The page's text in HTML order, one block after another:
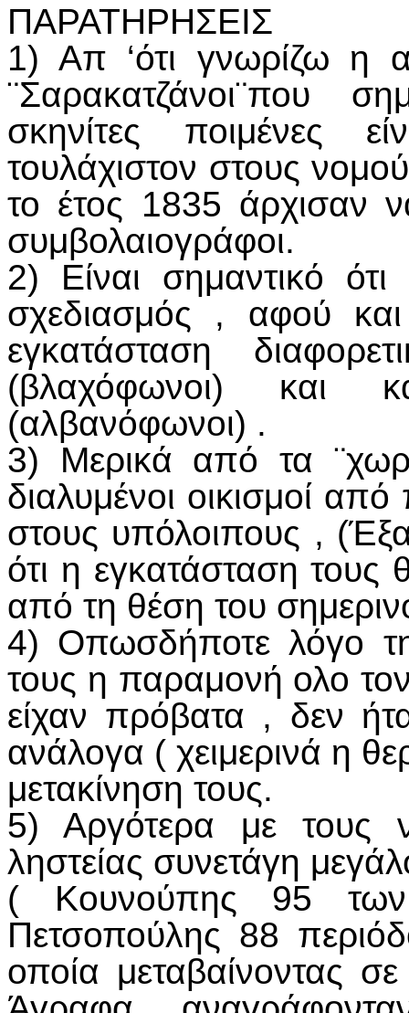
ΠΑΡΑΤΗΡΗΣΕΙΣ
1) Απ ‘ότι γνωρίζω η
¨Σαρακατζάνοι¨που
σκηνίτες ποιμένες
τουλάχιστον στους
το έτος 1835 άρχισαν
συμβολαιογράφοι.
2) Είναι σημαντικό
σχεδιασμός , αφού και
εγκατάσταση
(βλαχόφωνοι) και
(αλβανόφωνοι) .
3) Μερικά από τα
διαλυμένοι οικισμοί
στους υπόλοιπους ,
ότι η εγκατάσταση τους
από τη θέση του
4) Οπωσδήποτε λόγο
τους η παραμονή ολο
είχαν πρόβατα , δεν
ανάλογα ( χειμερινά η
μετακίνηση τους.
5) Αργότερα με τους
ληστείας συνετάγη
( Κουνούπης 95
Πετσοπούλης 88
οποία μεταβαίνοντας